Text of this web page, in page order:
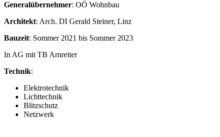
Generalübernehmer: OÖ Wohnbau
Architekt: Arch. DI Gerald Steiner, Linz
Bauzeit: Sommer 2021 bis Sommer 2023
In AG mit TB Arnreiter
Technik:
Elektrotechnik
Lichttechnik
Blitzschutz
Netzwerk